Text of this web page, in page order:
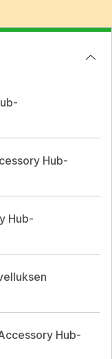
Hub-
Hub-
Hub-